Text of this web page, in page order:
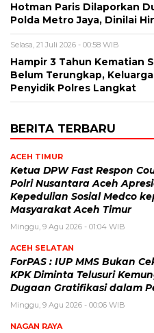
Hotman Paris Dilaporkan
Polda Metro Jaya, Dinilai
Selasa, 21 Juli 2026 - 00:58 WIB
Hampir 3 Tahun Kematian
Belum Terungkap,
Penyidik Polres Langkat
BERITA TERBARU
ACEH TIMUR
Ketua DPW Fast Respon
Polri Nusantara Aceh
Kepedulian Sosial Medco
Masyarakat Aceh Timur
Minggu, 9 Agu 2026 - 01:04 WIB
ACEH SELATAN
ForPAS : IUP MMS Bukan
KPK Diminta Telusuri
Dugaan Gratifikasi dalam
Minggu, 9 Agu 2026 - 00:06 WIB
NAGAN RAYA